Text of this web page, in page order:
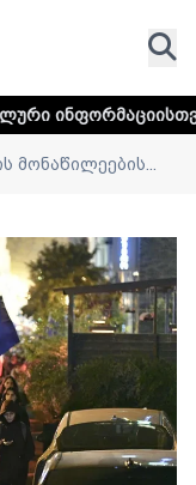
დააკლიკეთ
მონაწილეების...